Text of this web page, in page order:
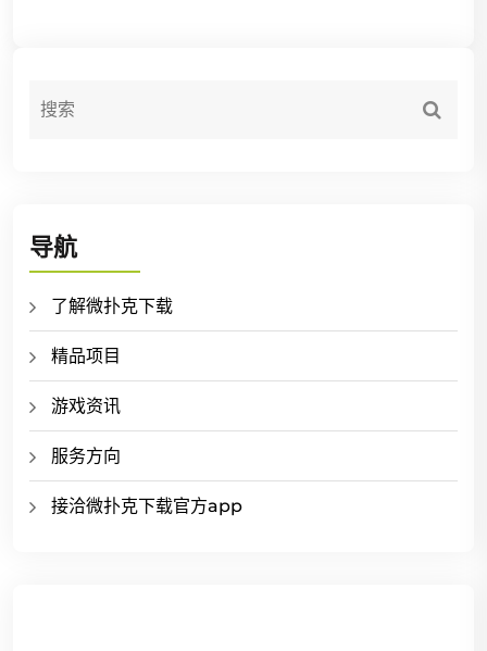
导航
了解微扑克下载
精品项目
游戏资讯
服务方向
接洽微扑克下载官方app